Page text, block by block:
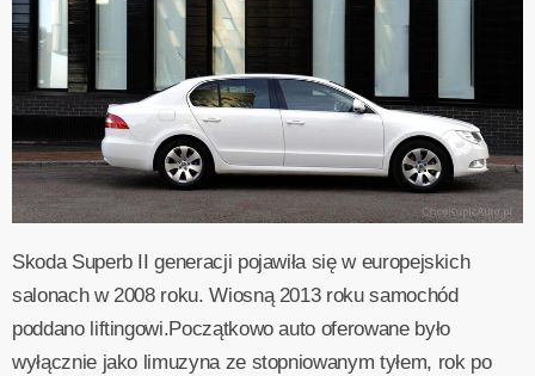
Skoda Superb II generacji pojawiła się w europejskich
salonach w 2008 roku. Wiosną 2013 roku samochód
poddano liftingowi.Początkowo auto oferowane było
wyłącznie jako limuzyna ze stopniowanym tyłem, rok po